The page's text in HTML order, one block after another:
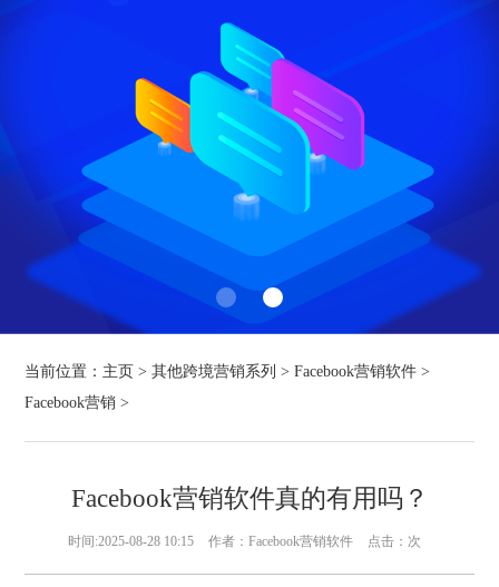
当前位置： 主页 >其他跨境营销系列 >Facebook营销软件 >
Facebook营销 >
Facebook营销软件真的有用吗？
时间:2025-08-28 10:15 作者：Facebook营销软件 点击： 次